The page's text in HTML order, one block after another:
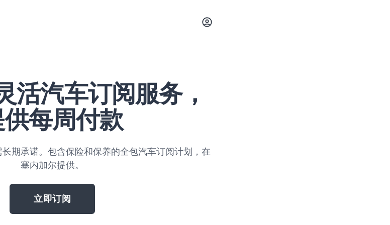
活汽车订阅服务，
每周付款
期承诺。包含保险和保养的全包汽车订阅计划，在
塞内加尔提供。
立即订阅